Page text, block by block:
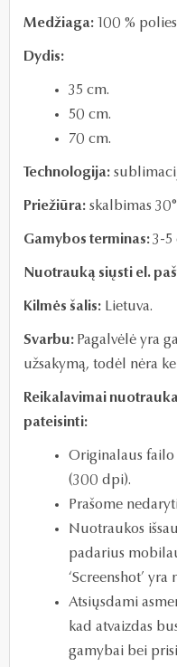
Medžiaga: 100 %
Dydis:
35 cm.
50 cm.
70 cm.
Technologija:
Priežiūra: skalbimas
Gamybos terminas:3-5
Nuotrauką siųsti el.
Kilmės šalis: Lietuva.
Svarbu: Pagalvėlė yra
užsakymą, todėl nėra
Reikalavimai
pateisinti:
Originalaus
(300 dpi).
Prašome
Nuotraukos
padarius
‘Screenshot’ yra
Atsiųsdami
kad atvaizdas
gamybai bei